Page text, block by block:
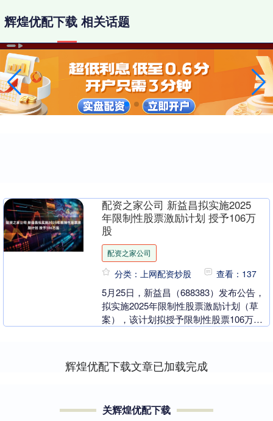
辉煌优配下载 相关话题
配资之家公司 新益昌拟实施2025
年限制性股票激励计划 授予106万
股
配资之家公司
分类：上网配资炒股 查看：137
5月25日，新益昌（688383）发布公告，
拟实施2025年限制性股票激励计划（草
案），该计划拟授予限制性股票106万
辉煌优配下载文章已加载完成
关辉煌优配下载